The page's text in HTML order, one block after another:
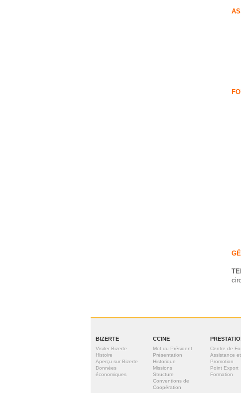
BIZERTE
Visiter Bizerte
Histoire
Aperçu sur Bizerte
Données
économiques
CCINE
Mot du Président
Présentation
Historique
Missions
Structure
Conventions de
Coopération
Centre de
Assistance
Promotion
Point Export
Formation